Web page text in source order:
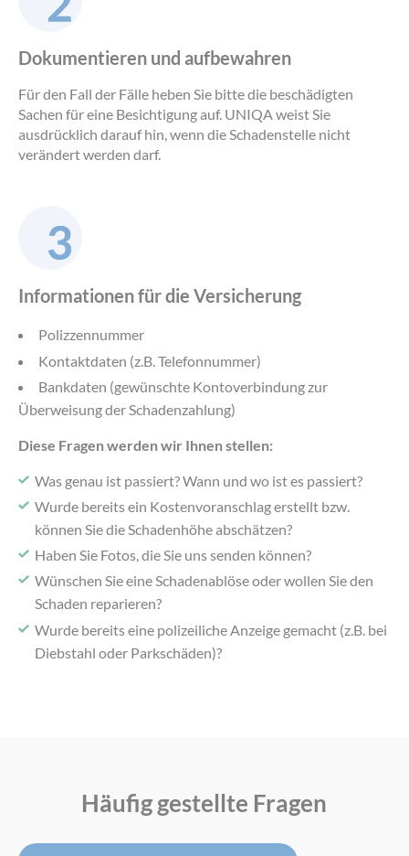
Dokumentieren und aufbewahren
Für den Fall der Fälle heben Sie bitte die beschädigten
Sachen für eine Besichtigung auf. UNIQA weist Sie
ausdrücklich darauf hin, wenn die Schadenstelle nicht
verändert werden darf.
Informationen für die Versicherung
Polizzennummer
Kontaktdaten (z.B. Telefonnummer)
Bankdaten (gewünschte Kontoverbindung zur
Überweisung der Schadenzahlung)
Diese Fragen werden wir Ihnen stellen:
Was genau ist passiert? Wann und wo ist es passiert?
Wurde bereits ein Kostenvoranschlag erstellt bzw.
können Sie die Schadenhöhe abschätzen?
Haben Sie Fotos, die Sie uns senden können?
Wünschen Sie eine Schadenablöse oder wollen Sie den
Schaden reparieren?
Wurde bereits eine polizeiliche Anzeige gemacht (z.B. bei
Diebstahl oder Parkschäden)?
Häufig gestellte Fragen